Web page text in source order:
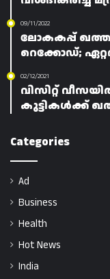
09/11/2022
ലോകകപ്പ്
റെക്കോഡ്;
02/12/2021
വിസിറ്റ്
കുട്ടികൾക്ക്
Categories
Ad
Business
Health
Hot News
India